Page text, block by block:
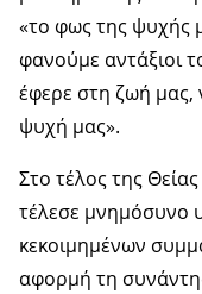
«το φως της ψυχής
φανούμε αντάξιοι
έφερε στη ζωή
ψυχή μας».
Στο τέλος της
τέλεσε μνημόσυνο
κεκοιμημένων
αφορμή τη